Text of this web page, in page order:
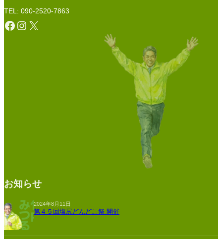
TEL: 090-2520-7863
Facebook Instagram X
お知らせ
2024年8月11日
第４５回塩尻どんどこ祭 開催